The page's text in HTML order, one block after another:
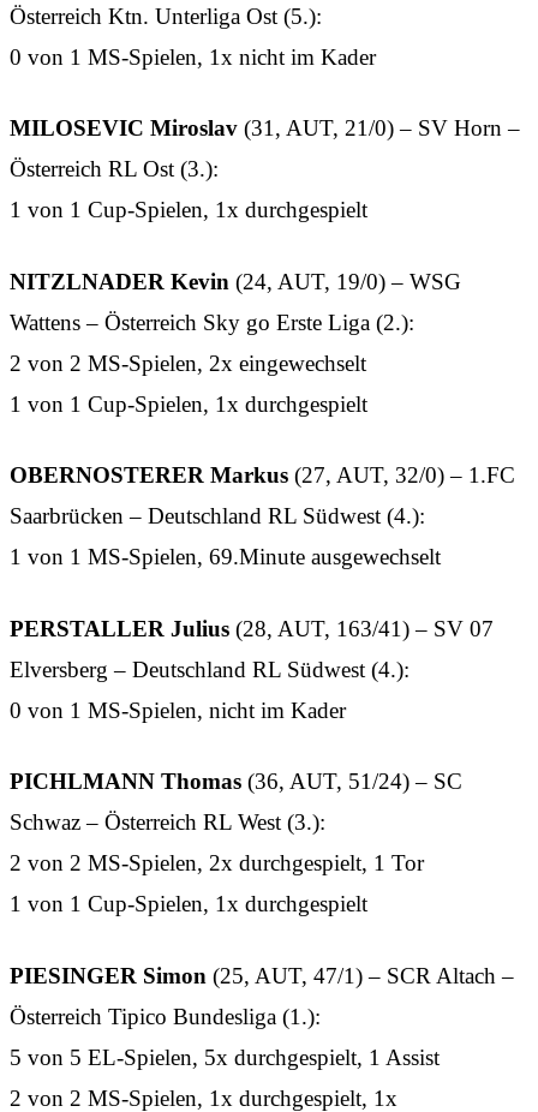
Österreich Ktn. Unterliga Ost (5.):
0 von 1 MS-Spielen, 1x nicht im Kader
MILOSEVIC Miroslav (31, AUT, 21/0) – SV Horn –
Österreich RL Ost (3.):
1 von 1 Cup-Spielen, 1x durchgespielt
NITZLNADER Kevin (24, AUT, 19/0) – WSG
Wattens – Österreich Sky go Erste Liga (2.):
2 von 2 MS-Spielen, 2x eingewechselt
1 von 1 Cup-Spielen, 1x durchgespielt
OBERNOSTERER Markus (27, AUT, 32/0) – 1.FC
Saarbrücken – Deutschland RL Südwest (4.):
1 von 1 MS-Spielen, 69.Minute ausgewechselt
PERSTALLER Julius (28, AUT, 163/41) – SV 07
Elversberg – Deutschland RL Südwest (4.):
0 von 1 MS-Spielen, nicht im Kader
PICHLMANN Thomas (36, AUT, 51/24) – SC
Schwaz – Österreich RL West (3.):
2 von 2 MS-Spielen, 2x durchgespielt, 1 Tor
1 von 1 Cup-Spielen, 1x durchgespielt
PIESINGER Simon (25, AUT, 47/1) – SCR Altach –
Österreich Tipico Bundesliga (1.):
5 von 5 EL-Spielen, 5x durchgespielt, 1 Assist
2 von 2 MS-Spielen, 1x durchgespielt, 1x